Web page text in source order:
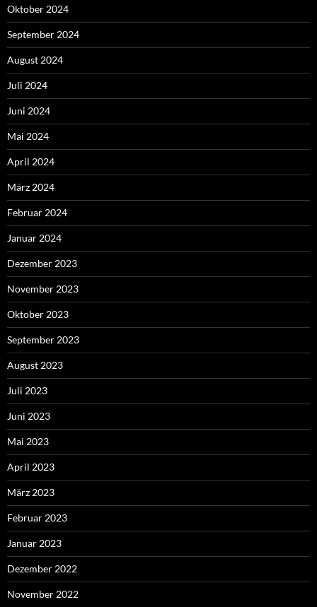
Oktober 2024
September 2024
August 2024
Juli 2024
Juni 2024
Mai 2024
April 2024
März 2024
Februar 2024
Januar 2024
Dezember 2023
November 2023
Oktober 2023
September 2023
August 2023
Juli 2023
Juni 2023
Mai 2023
April 2023
März 2023
Februar 2023
Januar 2023
Dezember 2022
November 2022